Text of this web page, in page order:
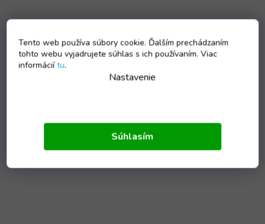
Tento web používa súbory cookie. Ďalším prechádzaním
tohto webu vyjadrujete súhlas s ich používaním. Viac
informáciítu.
Nastavenie
Súhlasím